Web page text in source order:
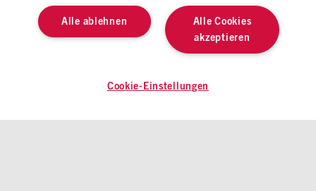
DATENSCHUTZ COOKIE-EINSTELLUNGEN
Alle Cookies
akzeptieren
Alle ablehnen
Cookie-Einstellungen